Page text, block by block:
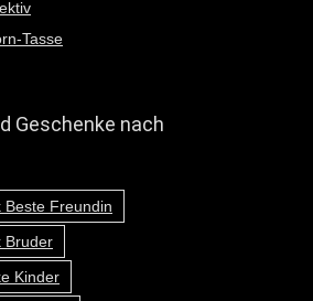
Tasse
Geschenke nach
Freundin
Bruder
Kinder